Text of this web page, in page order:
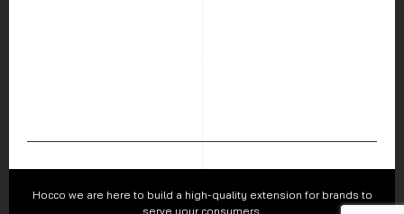
Hocco we are here to build a high-quality extension for brands to
serve your consumers.